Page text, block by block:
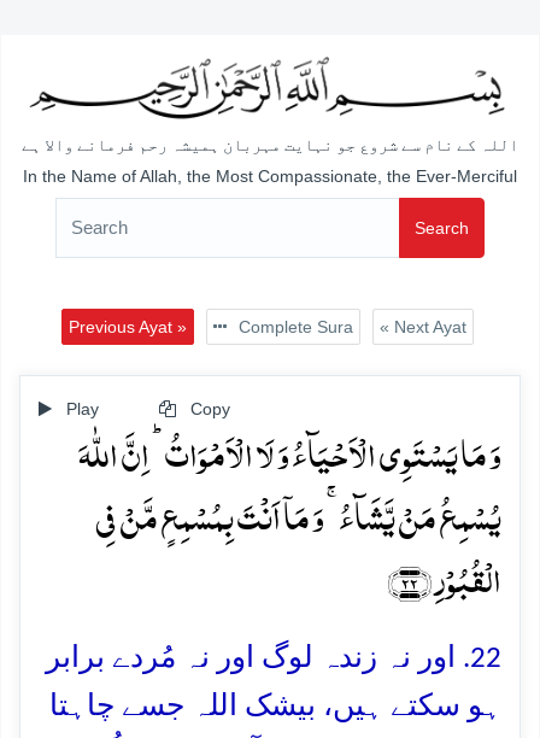
اللہ کے نام سے شروع جو نہایت مہربان ہمیشہ رحم فرمانے والا ہے
In the Name of Allah, the Most Compassionate, the Ever-Merciful
Search
Previous Ayat » Complete Sura « Next Ayat
Play Copy
وَ مَا یَسۡتَوِی الۡاَحۡیَآءُ وَ لَا الۡاَمۡوَاتُ ؕ اِنَّ اللّٰہَ
یُسۡمِعُ مَنۡ یَّشَآءُ ۚ وَ مَاۤ اَنۡتَ بِمُسۡمِعٍ مَّنۡ فِی
الۡقُبُوۡرِ ﴿۲۲﴾
22. اور نہ زندہ لوگ اور نہ مُردے برابر
ہو سکتے ہیں، بیشک اللہ جسے چاہتا